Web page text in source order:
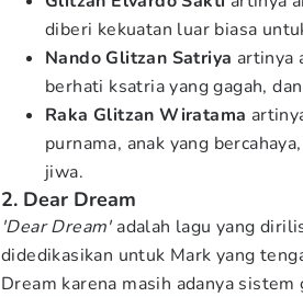
diberi kekuatan luar biasa
Nando Glitzan Satriya artinya
berhati ksatria yang gagah,
Raka Glitzan Wiratama
purnama, anak yang
jiwa.
2. Dear Dream
'Dear Dream'adalah lagu yang
didedikasikan untuk Mark yang
Dream karena masih adanya sistem